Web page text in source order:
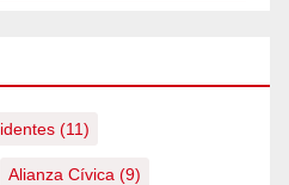
(11)
Alianza Cívica (9)